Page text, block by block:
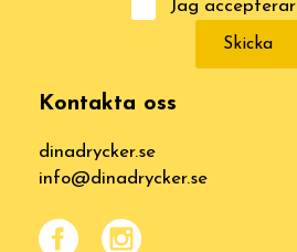
Jag accepterar
Skicka
Kontakta oss
dinadrycker.se
info@dinadrycker.se